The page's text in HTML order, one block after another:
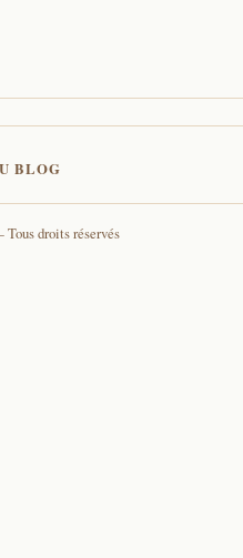
BLOG
droits réservés